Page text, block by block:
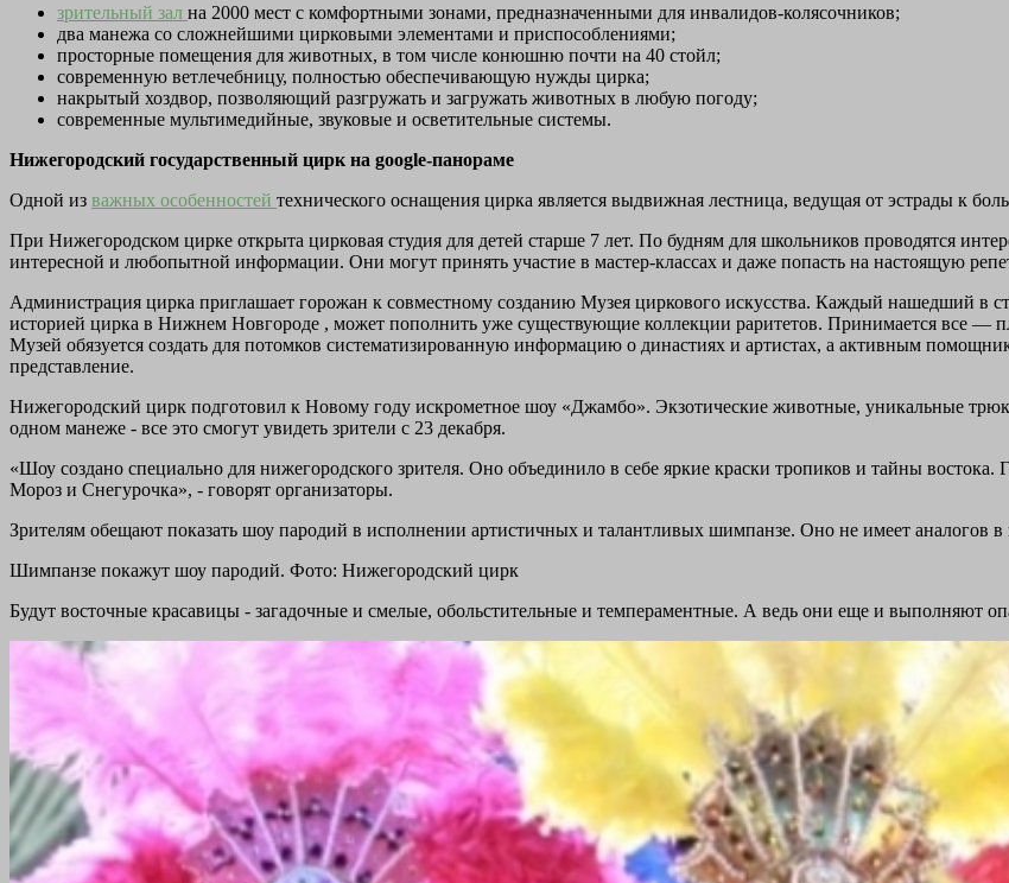
зрительный зал на 2000 мест с комфортными зонами, предназначенными для инвалидов-колясочников;
два манежа со сложнейшими цирковыми элементами и приспособлениями;
просторные помещения для животных, в том числе конюшню почти на 40 стойл;
современную ветлечебницу, полностью обеспечивающую нужды цирка;
накрытый хоздвор, позволяющий разгружать и загружать животных в любую погоду;
современные мультимедийные, звуковые и осветительные системы.
Нижегородский государственный цирк на google-панораме
Одной из важных особенностей технического оснащения цирка является выдвижная лестница, ведущая от эстрады к
При Нижегородском цирке открыта цирковая студия для детей старше 7 лет. По будням для школьников проводятся
интересной и любопытной информации. Они могут принять участие в мастер-классах и даже попасть на настоящую
Администрация цирка приглашает горожан к совместному созданию Музея циркового искусства. Каждый нашедший в
историей цирка в Нижнем Новгороде , может пополнить уже существующие коллекции раритетов. Принимается все —
Музей обязуется создать для потомков систематизированную информацию о династиях и артистах, а активным
представление.
Нижегородский цирк подготовил к Новому году искрометное шоу «Джамбо». Экзотические животные, уникальные
одном манеже - все это смогут увидеть зрители с 23 декабря.
«Шоу создано специально для нижегородского зрителя. Оно объединило в себе яркие краски тропиков и тайны востока.
Мороз и Снегурочка», - говорят организаторы.
Зрителям обещают показать шоу пародий в исполнении артистичных и талантливых шимпанзе. Оно не имеет аналогов
Шимпанзе покажут шоу пародий. Фото: Нижегородский цирк
Будут восточные красавицы - загадочные и смелые, обольстительные и темпераментные. А ведь они еще и выполняют